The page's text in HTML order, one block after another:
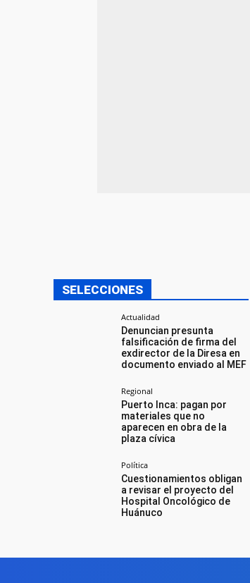
SELECCIONES
Actualidad
Denuncian presunta
falsificación de firma del
exdirector de la Diresa en
documento enviado al MEF
Regional
Puerto Inca: pagan por
materiales que no
aparecen en obra de la
plaza cívica
Política
Cuestionamientos obligan
a revisar el proyecto del
Hospital Oncológico de
Huánuco